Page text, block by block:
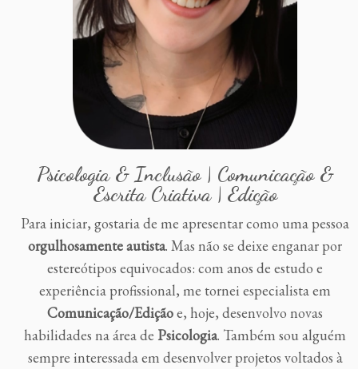
Psicologia & Inclusão | Comunicação &
Escrita Criativa | Edição
Para iniciar, gostaria de me apresentar como uma pessoa
orgulhosamente autista. Mas não se deixe enganar por
estereótipos equivocados: com anos de estudo e
experiência profissional, me tornei especialista em
Comunicação/Ediçãoe, hoje, desenvolvo novas
habilidades na área de Psicologia. Também sou alguém
sempre interessada em desenvolver projetos voltados à